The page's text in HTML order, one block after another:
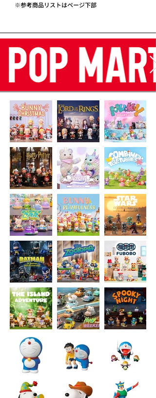
※参考商品リストはページ下部